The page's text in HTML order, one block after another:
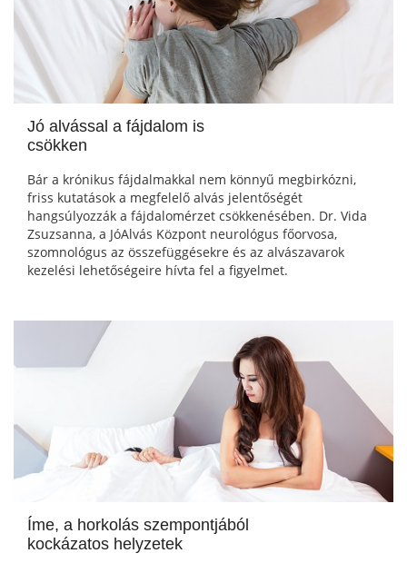
Jó alvással a fájdalom is
csökken
Bár a krónikus fájdalmakkal nem könnyű megbirkózni,
friss kutatások a megfelelő alvás jelentőségét
hangsúlyozzák a fájdalomérzet csökkenésében. Dr. Vida
Zsuzsanna, a JóAlvás Központ neurológus főorvosa,
szomnológus az összefüggésekre és az alvászavarok
kezelési lehetőségeire hívta fel a figyelmet.
Íme, a horkolás szempontjából
kockázatos helyzetek